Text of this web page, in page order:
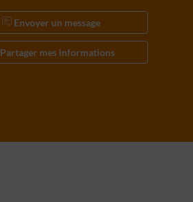
Envoyer un message
Partager mes informations